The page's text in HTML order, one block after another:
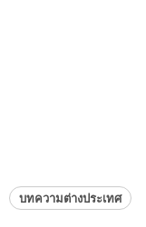
บทความต่างประเทศ